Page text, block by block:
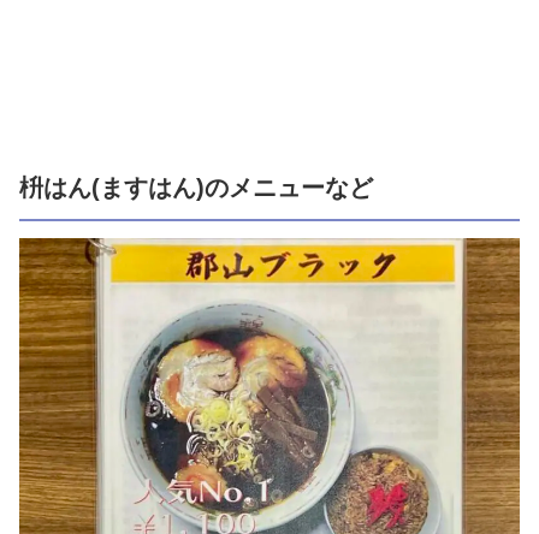
枡はん(ますはん)のメニューなど